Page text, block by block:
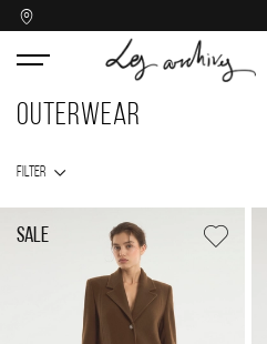
OUTERWEAR
FILTER
SALE